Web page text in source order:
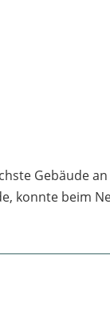
Gebäude an
konnte beim